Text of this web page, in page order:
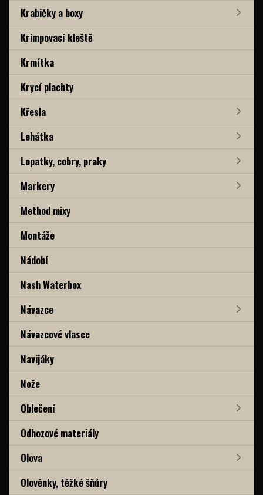
Krabičky a boxy
Krimpovací kleště
Krmítka
Krycí plachty
Křesla
Lehátka
Lopatky, cobry, praky
Markery
Method mixy
Montáže
Nádobí
Nash Waterbox
Návazce
Návazcové vlasce
Navijáky
Nože
Oblečení
Odhozové materiály
Olova
Olověnky, těžké šňůry